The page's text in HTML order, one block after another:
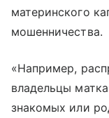
материнского
мошенничества.
«Например,
владельцы
знакомых или